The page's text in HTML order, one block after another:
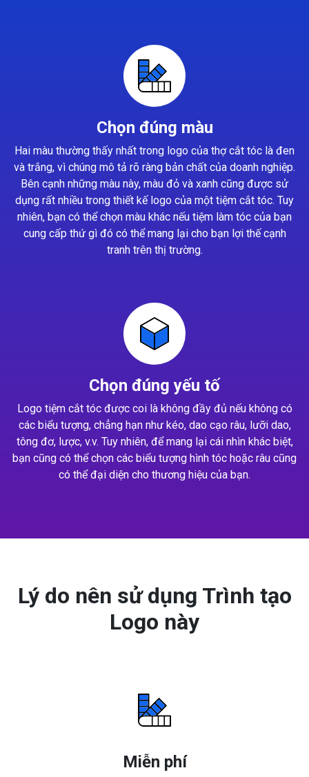
Chọn đúng màu
Hai màu thường thấy nhất trong logo của thợ cắt tóc là đen
và trắng, vì chúng mô tả rõ ràng bản chất của doanh nghiệp.
Bên cạnh những màu này, màu đỏ và xanh cũng được sử
dụng rất nhiều trong thiết kế logo của một tiệm cắt tóc. Tuy
nhiên, bạn có thể chọn màu khác nếu tiệm làm tóc của bạn
cung cấp thứ gì đó có thể mang lại cho bạn lợi thế cạnh
tranh trên thị trường.
Chọn đúng yếu tố
Logo tiệm cắt tóc được coi là không đầy đủ nếu không có
các biểu tượng, chẳng hạn như kéo, dao cạo râu, lưỡi dao,
tông đơ, lược, v.v. Tuy nhiên, để mang lại cái nhìn khác biệt,
bạn cũng có thể chọn các biểu tượng hình tóc hoặc râu cũng
có thể đại diện cho thương hiệu của bạn.
Lý do nên sử dụng Trình tạo
Logo này
Miễn phí